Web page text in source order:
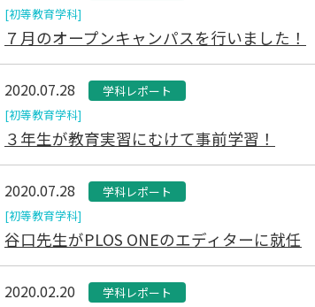
[初等教育学科]
７月のオープンキャンパスを行いました！
2020.07.28
学科レポート
[初等教育学科]
３年生が教育実習にむけて事前学習！
2020.07.28
学科レポート
[初等教育学科]
谷口先生がPLOS ONEのエディターに就任
2020.02.20
学科レポート